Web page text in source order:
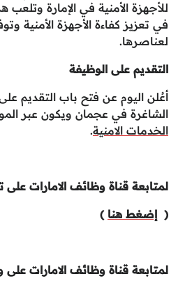
للأجهزة الأمنية في الإمارة وتلعب
في تعزيز كفاءة الأجهزة الأمنية
لعناصرها.
التقديم على الوظيفة
أعُلن اليوم عن فتح باب التقديم
الشاغرة في عجمان ويكون عبر
الخدمات الامنية.
لمتابعة قناة وظائف الامارات
( إضغط هنا )
لمتابعة قناة وظائف الامارات